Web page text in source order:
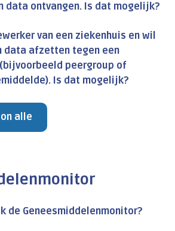
data ontvangen. Is dat mogelijk?
van een ziekenhuis en wil
data afzetten tegen een
peergroup of
Is dat mogelijk?
alle
de Geneesmiddelenmonitor?